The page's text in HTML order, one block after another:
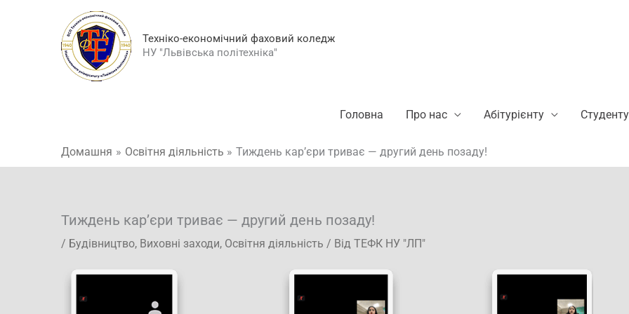
Техніко-економічний фаховий коледж
НУ "Львівська політехніка"
Головна Про нас Абітурієнту Студенту
Домашня Освітня діяльність Тиждень кар’єри триває — другий день позаду!
Тиждень кар’єри триває — другий день позаду!
/ Будівництво, Виховні заходи, Освітня діяльність / Від ТЕФК НУ "ЛП"